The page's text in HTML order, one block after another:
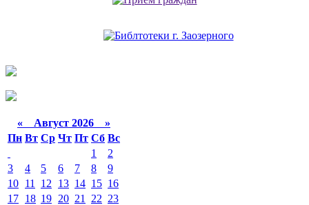
« Август 2026 »
Пн Вт Ср Чт Пт Сб Вс
1
2
3
4 5 6 7 8
9
10 11 12 13 14 15 16
17 18 19 20 21 22 23